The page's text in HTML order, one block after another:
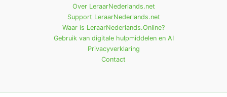
Over LeraarNederlands.net
Support LeraarNederlands.net
Waar is LeraarNederlands.Online?
Gebruik van digitale hulpmiddelen en AI
Privacyverklaring
Contact